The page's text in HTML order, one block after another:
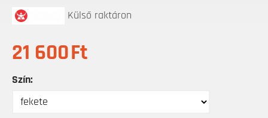
Külső raktáron
21 600Ft
Szín: